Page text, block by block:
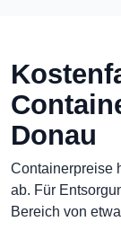
Donau
Containerpreise
ab. Für
Bereich von